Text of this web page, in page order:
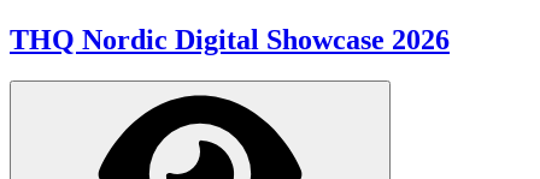
THQ Nordic Digital Showcase 2026